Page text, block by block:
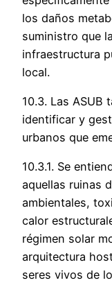
los daños
suministro que
infraestructura
local.
10.3. Las ASUB
identificar y
urbanos que
10.3.1. Se
aquellas ruinas
ambientales,
calor
régimen solar
arquitectura
seres vivos de